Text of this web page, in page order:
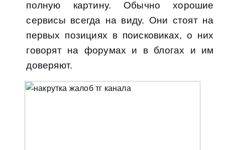
полную картину. Обычно хорошие
сервисы всегда на виду. Они стоят на
первых позициях в поисковиках, о них
говорят на форумах и в блогах и им
доверяют.